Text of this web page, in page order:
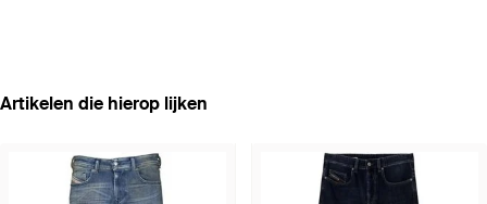
Artikelen die hierop lijken